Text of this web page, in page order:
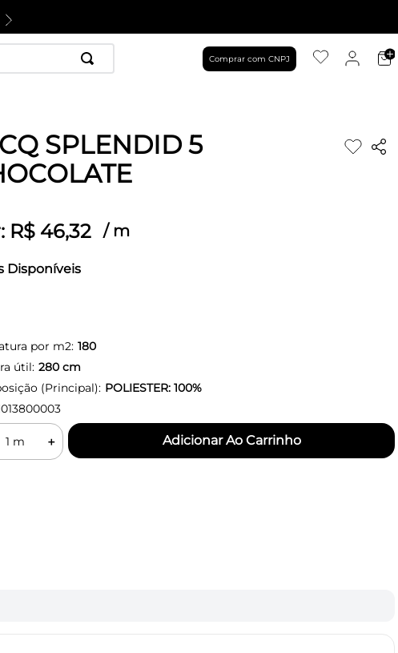
Comprar com CNPJ
SPLENDID 5
R$ 46,32 / m
Disponíveis
por m2: 180
útil: 280cm
(Principal): POLIESTER: 100%
＋